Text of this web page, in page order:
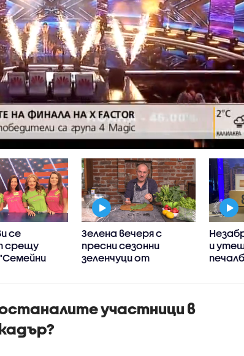
се
срещу
Зелена вечеря с
пресни сезонни
зеленчуци от
„Черешката на
и
участници в